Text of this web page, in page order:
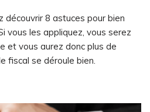
découvrir 8 astuces pour bien
vous les appliquez, vous serez
et vous aurez donc plus de
fiscal se déroule bien.